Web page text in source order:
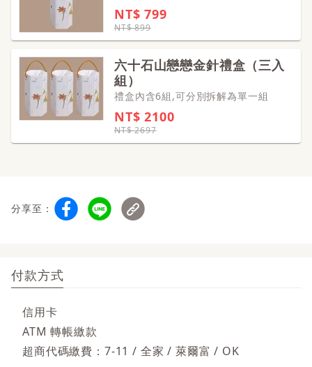
NT$799
NT$899
六十石山戀戀金針禮盒（三入
組）
禮盒內含6組,可分別拆解為單一組
NT$2100
NT$2697
分享至：
付款方式
信用卡
ATM 轉帳繳款
超商代碼繳費：7-11 / 全家 / 萊爾富 / OK